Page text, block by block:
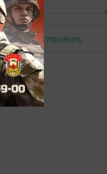
Отправить